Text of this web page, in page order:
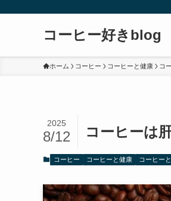
コーヒー好きblog
ホーム コーヒー コーヒーと健康 コ
コーヒーは
2025
8/12
コーヒー コーヒーと健康 コーヒー